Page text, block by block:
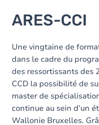
here
ARES-CCI
Une vingtaine de
dans le cadre du
des ressortissants des
CCD la possibilité de
master de
continue au sein d’un
Wallonie Bruxelles.